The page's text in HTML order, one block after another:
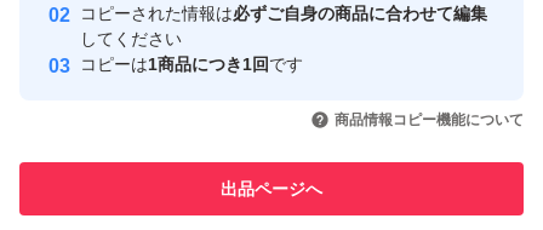
取引実績
引を完了させた実績があります
での取引実績があります
コピーされた情報は必ずご自身の商品に合わせて編集
してください
コピーは1商品につき1回です
商品情報コピー機能について
出品ページへ